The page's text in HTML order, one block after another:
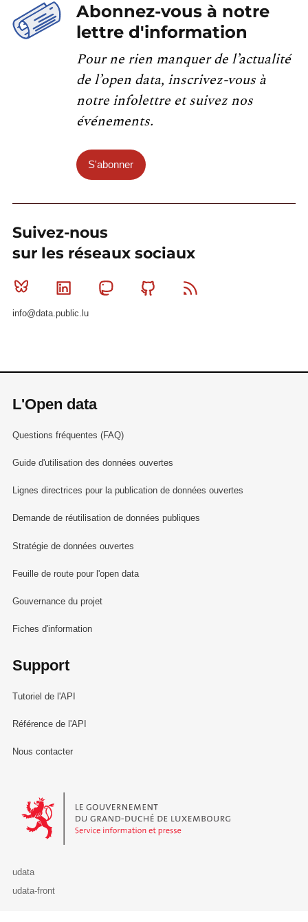
Abonnez-vous à notre
lettre d'information
Pour ne rien manquer de l’actualité
de l’open data, inscrivez-vous à
notre infolettre et suivez nos
événements.
S'abonner
Suivez-nous
sur les réseaux sociaux
Bluesky Linkedin MastodonGithub
info@data.public.lu
L'Open data
Questions fréquentes (FAQ)
Guide d'utilisation des données ouvertes
Lignes directrices pour la publication de données ouvertes
Demande de réutilisation de données publiques
Stratégie de données ouvertes
Feuille de route pour l'open data
Gouvernance du projet
Fiches d'information
Support
Tutoriel de l'API
Référence de l'API
Nous contacter
Le Gouvernement du Grand-Duché de Luxembourg - Service
udata
udata-front